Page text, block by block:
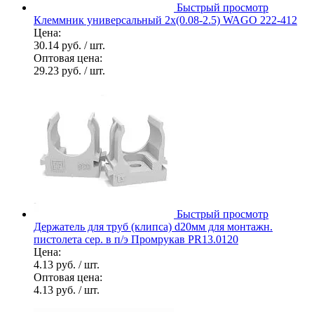
Быстрый просмотр
Клеммник универсальный 2х(0.08-2.5) WAGO 222-412
Цена:
30.14 руб. / шт.
Оптовая цена:
29.23 руб. / шт.
Быстрый просмотр
Держатель для труб (клипса) d20мм для монтажн.
пистолета сер. в п/э Промрукав PR13.0120
Цена:
4.13 руб. / шт.
Оптовая цена:
4.13 руб. / шт.